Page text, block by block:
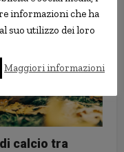
calcio tra
informazioni che ha
suo utilizzo dei loro
Maggiori informazioni